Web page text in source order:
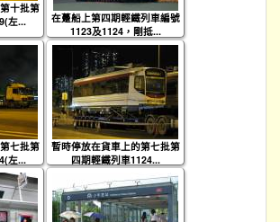
十批第
左...
在躉船上第四期輕鐵列車編號
1123及1124，剛抵...
七批第
左...
暫時停放在貨車上的第七批第
四期輕鐵列車1124...